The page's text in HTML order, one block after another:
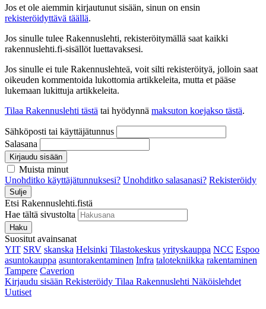
Jos et ole aiemmin kirjautunut sisään, sinun on ensin
rekisteröidyttävä täällä.
Jos sinulle tulee Rakennuslehti, rekisteröitymällä saat kaikki
rakennuslehti.fi-sisällöt luettavaksesi.
Jos sinulle ei tule Rakennuslehteä, voit silti rekisteröityä, jolloin saat
oikeuden kommentoida lukottomia artikkeleita, mutta et pääse
lukemaan lukittuja artikkeleita.
Tilaa Rakennuslehti tästä tai hyödynnä maksuton koejakso tästä.
Sähköposti tai käyttäjätunnus
Salasana
Kirjaudu sisään
Muista minut
Unohditko käyttäjätunnuksesi? Unohditko salasanasi? Rekisteröidy
Sulje
Etsi Rakennuslehti.fistä
Hae tältä sivustolta
Haku
Suositut avainsanat
YIT SRV skanska Helsinki Tilastokeskus yrityskauppa NCC Espoo
asuntokauppa asuntorakentaminen Infra talotekniikka rakentaminen
Tampere Caverion
Kirjaudu sisään Rekisteröidy Tilaa Rakennuslehti Näköislehdet
Uutiset